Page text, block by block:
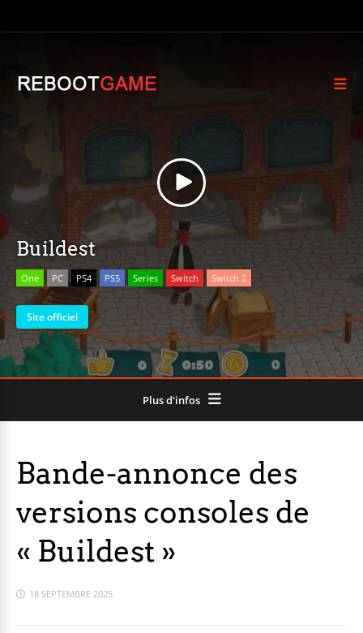
Buildest
One PC PS4 PS5 Series Switch Switch 2
Site officiel
Plus d'infos
Bande-annonce des
versions consoles de
« Buildest »
18 SEPTEMBRE 2025